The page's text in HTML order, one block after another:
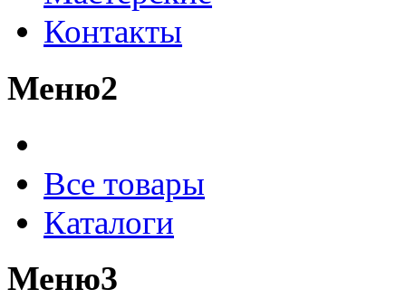
Контакты
Меню2
Все товары
Каталоги
Меню3